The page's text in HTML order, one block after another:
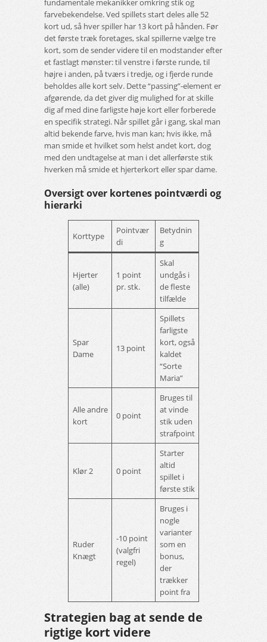
fundamentale mekanikker omkring stik og
farvebekendelse. Ved spillets start deles alle 52
kort ud, så hver spiller har 13 kort på hånden. Før
det første træk foretages, skal spillerne vælge tre
kort, som de sender videre til en modstander efter
et fastlagt mønster: til venstre i første runde, til
højre i anden, på tværs i tredje, og i fjerde runde
beholdes alle kort selv. Dette “passing”-element er
afgørende, da det giver dig mulighed for at skille
dig af med dine farligste høje kort eller forberede
en specifik strategi. Når spillet går i gang, skal man
altid bekende farve, hvis man kan; hvis ikke, må
man smide et hvilket som helst andet kort, dog
med den undtagelse at man i det allerførste stik
hverken må smide et hjerterkort eller spar dame.
Oversigt over kortenes pointværdi og
hierarki
Korttype
Pointvær
di
Betydnin
g
Hjerter
(alle)
1 point
pr. stk.
Skal
undgås i
de fleste
tilfælde
Spar
Dame
13 point
Spillets
farligste
kort, også
kaldet
“Sorte
Maria”
Alle andre
kort
0 point
Bruges til
at vinde
stik uden
strafpoint
Klør 2 0 point
Starter
altid
spillet i
første stik
Ruder
Knægt
-10 point
(valgfri
regel)
Bruges i
nogle
varianter
som en
bonus,
der
trækker
point fra
Strategien bag at sende de
rigtige kort videre